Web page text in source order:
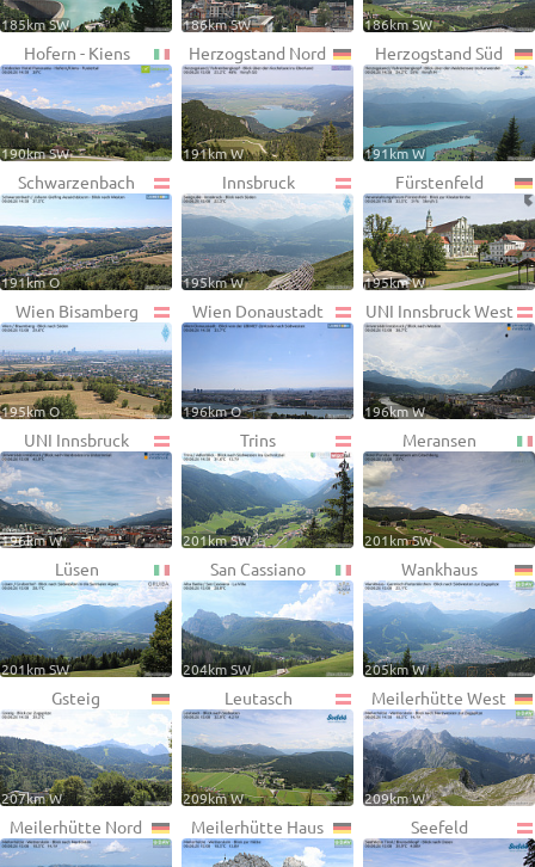
185km SW 186km SW 186km SW
Hofern - Kiens
190km SW
Herzogstand Nord
191km W
Herzogstand Süd
191km W
Schwarzenbach
191km O
Innsbruck
195km W
Fürstenfeld
195km W
Wien Bisamberg
195km O
Wien Donaustadt
196km O
UNI Innsbruck West
196km W
UNI Innsbruck
196km W
Trins
201km SW
Meransen
201km SW
Lüsen
201km SW
San Cassiano
204km SW
Wankhaus
205km W
Gsteig
207km W
Leutasch
209km W
Meilerhütte West
209km W
Meilerhütte Nord Meilerhütte Haus Seefeld